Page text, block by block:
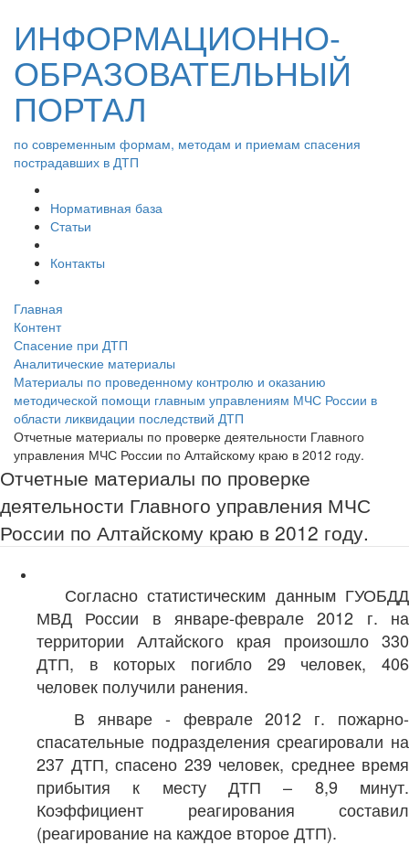
ИНФОРМАЦИОННО-
ОБРАЗОВАТЕЛЬНЫЙ
ПОРТАЛ
по современным формам, методам и приемам спасения
пострадавших в ДТП
Нормативная база
Статьи
Контакты
Главная
Контент
Спасение при ДТП
Аналитические материалы
Материалы по проведенному контролю и оказанию
методической помощи главным управлениям МЧС России в
области ликвидации последствий ДТП
Отчетные материалы по проверке деятельности Главного
управления МЧС России по Алтайскому краю в 2012 году.
Отчетные материалы по проверке
деятельности Главного управления МЧС
России по Алтайскому краю в 2012 году.
Согласно статистическим данным ГУОБДД
МВД России в январе-феврале 2012 г. на
территории Алтайского края произошло 330
ДТП, в которых погибло 29 человек, 406
человек получили ранения.
В январе - феврале 2012 г. пожарно-
спасательные подразделения среагировали на
237 ДТП, спасено 239 человек, среднее время
прибытия к месту ДТП – 8,9 минут.
Коэффициент реагирования составил
(реагирование на каждое второе ДТП).